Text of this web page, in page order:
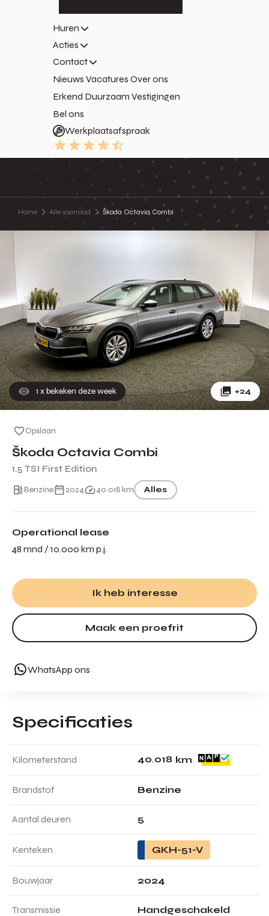
Huren
Acties
Contact
Nieuws Vacatures Over ons
Erkend Duurzaam Vestigingen
Bel ons
Werkplaatsafspraak
9.3
Home Alle voorraad Škoda Octavia Combi
1 x bekeken deze week +24
Opslaan
Škoda Octavia Combi
1.5 TSI First Edition
Benzine 2024 40.018 km Alles
Operational lease
48 mnd / 10.000 km p.j.
Ik heb interesse
Maak een proefrit
WhatsApp ons
Specificaties
Kilometerstand 40.018 km
Brandstof Benzine
Aantal deuren 5
Kenteken GKH-51-V
Bouwjaar 2024
Transmissie Handgeschakeld